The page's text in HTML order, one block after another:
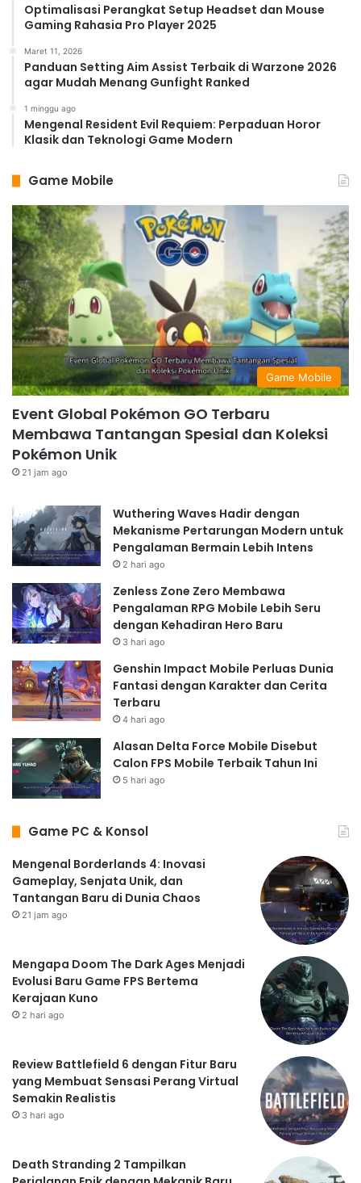
Optimalisasi Perangkat Setup Headset dan Mouse
Gaming Rahasia Pro Player 2025
Maret 11, 2026
Panduan Setting Aim Assist Terbaik di Warzone 2026
agar Mudah Menang Gunfight Ranked
1 minggu ago
Mengenal Resident Evil Requiem: Perpaduan Horor
Klasik dan Teknologi Game Modern
Game Mobile
Game Mobile
Event Global Pokémon GO Terbaru
Membawa Tantangan Spesial dan Koleksi
Pokémon Unik
21 jam ago
Wuthering Waves Hadir dengan
Mekanisme Pertarungan Modern untuk
Pengalaman Bermain Lebih Intens
2 hari ago
Zenless Zone Zero Membawa
Pengalaman RPG Mobile Lebih Seru
dengan Kehadiran Hero Baru
3 hari ago
Genshin Impact Mobile Perluas Dunia
Fantasi dengan Karakter dan Cerita
Terbaru
4 hari ago
Alasan Delta Force Mobile Disebut
Calon FPS Mobile Terbaik Tahun Ini
5 hari ago
Game PC & Konsol
Mengenal Borderlands 4: Inovasi
Gameplay, Senjata Unik, dan
Tantangan Baru di Dunia Chaos
21 jam ago
Mengapa Doom The Dark Ages Menjadi
Evolusi Baru Game FPS Bertema
Kerajaan Kuno
2 hari ago
Review Battlefield 6 dengan Fitur Baru
yang Membuat Sensasi Perang Virtual
Semakin Realistis
3 hari ago
Death Stranding 2 Tampilkan